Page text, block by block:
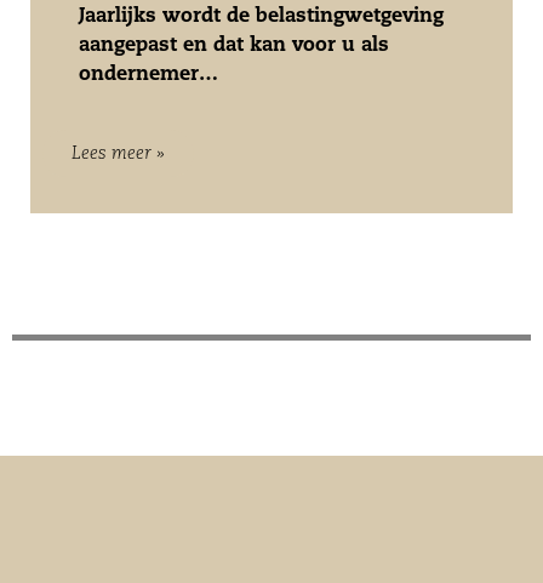
Jaarlijks wordt de belastingwetgeving
aangepast en dat kan voor u als
ondernemer…
Lees meer »